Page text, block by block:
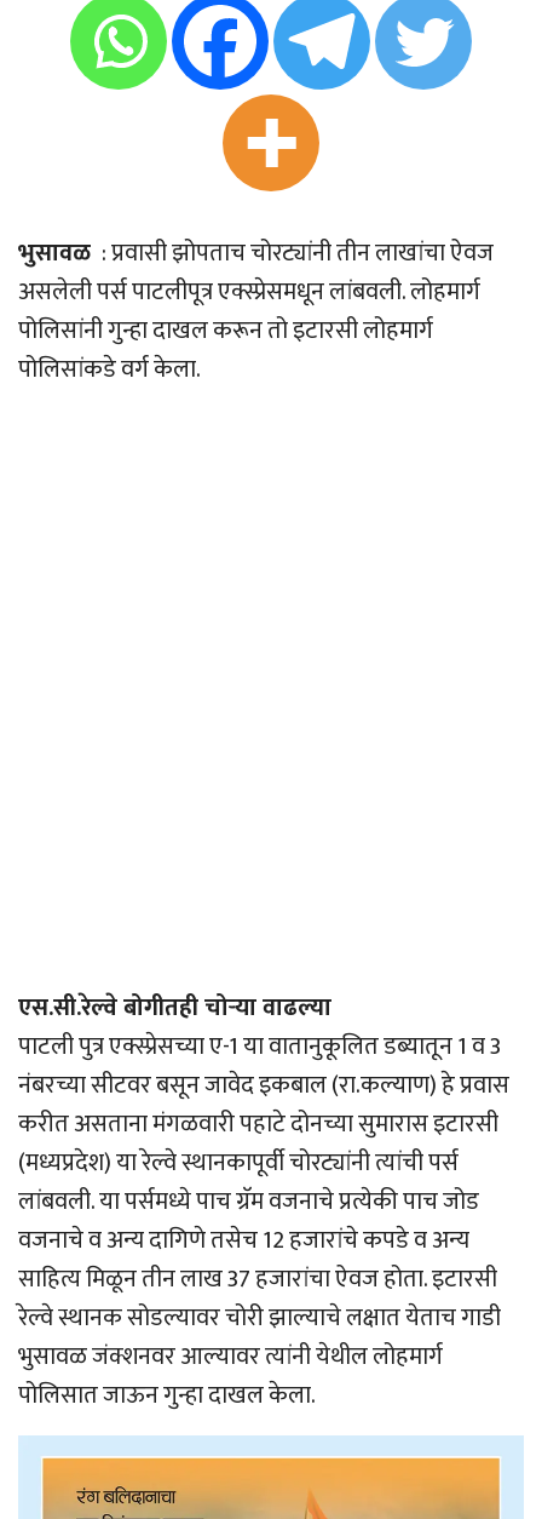
भुसावळ : प्रवासी झोपताच चोरट्यांनी तीन लाखांचा ऐवज
असलेली पर्स पाटलीपूत्र एक्स्प्रेसमधून लांबवली. लोहमार्ग
पोलिसांनी गुन्हा दाखल करून तो इटारसी लोहमार्ग
पोलिसांकडे वर्ग केला.
एस.सी.रेल्वे बोगीतही चोर्‍या वाढल्या
पाटली पुत्र एक्स्प्रेसच्या ए-1 या वातानुकूलित डब्यातून 1 व 3
नंबरच्या सीटवर बसून जावेद इकबाल (रा.कल्याण) हे प्रवास
करीत असताना मंगळवारी पहाटे दोनच्या सुमारास इटारसी
(मध्यप्रदेश) या रेल्वे स्थानकापूर्वी चोरट्यांनी त्यांची पर्स
लांबवली. या पर्समध्ये पाच ग्रॅम वजनाचे प्रत्येकी पाच जोड
वजनाचे व अन्य दागिणे तसेच 12 हजारांचे कपडे व अन्य
साहित्य मिळून तीन लाख 37 हजारांचा ऐवज होता. इटारसी
रेल्वे स्थानक सोडल्यावर चोरी झाल्याचे लक्षात येताच गाडी
भुसावळ जंक्शनवर आल्यावर त्यांनी येथील लोहमार्ग
पोलिसात जाऊन गुन्हा दाखल केला.